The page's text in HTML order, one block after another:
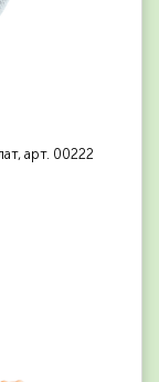
арт. 00222